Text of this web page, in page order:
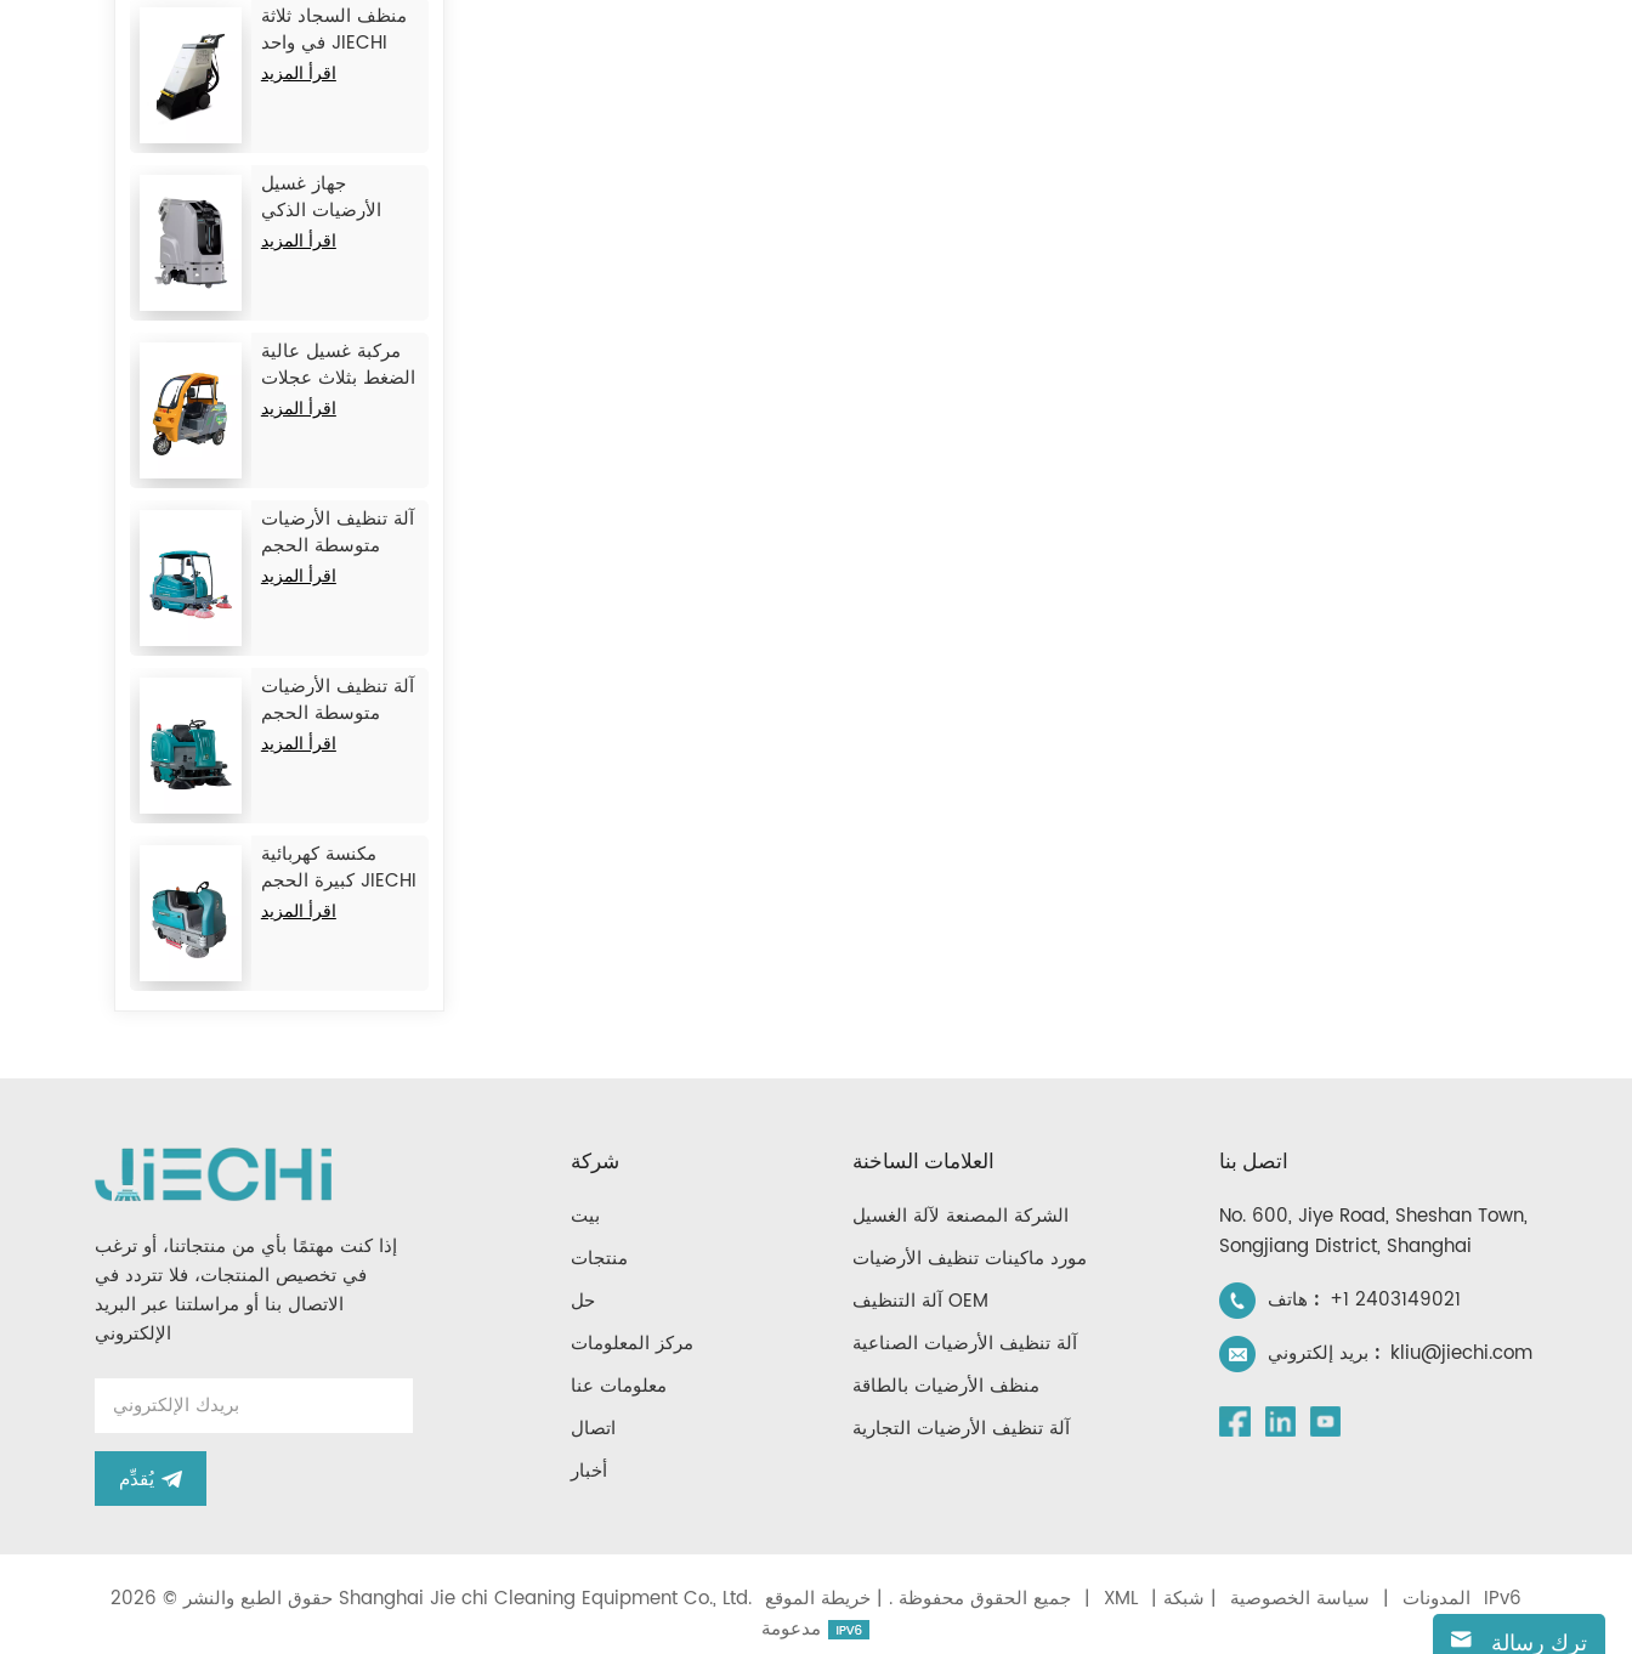
منظف ​​السجاد ثلاثة
في واحد JIECHI
C15
اقرأ المزيد
جهاز غسيل
الأرضيات الذكي
الكبير بدون سائق
اقرأ المزيد
مركبة غسيل عالية
الضغط بثلاث عجلات
من طراز JIECHI Q1اقرأ المزيد
آلة تنظيف الأرضيات
متوسطة الحجم
JIECHI BA2100
اقرأ المزيد
آلة تنظيف الأرضيات
متوسطة الحجم
JIECHI BA1400
اقرأ المزيد
مكنسة كهربائية
كبيرة الحجم JIECHI
M17
اقرأ المزيد
إذا كنت مهتمًا بأي من منتجاتنا، أو ترغب
في تخصيص المنتجات، فلا تتردد في
الاتصال بنا أو مراسلتنا عبر البريد
الإلكتروني
يُقدِّم
شركة
بيت
منتجات
حل
مركز المعلومات
معلومات عنا
اتصال
أخبار
العلامات الساخنة
الشركة المصنعة لآلة الغسيل
مورد ماكينات تنظيف الأرضيات
آلة التنظيف OEM
آلة تنظيف الأرضيات الصناعية
منظف ​​الأرضيات بالطاقة
آلة تنظيف الأرضيات التجارية
اتصل بنا
No. 600, Jiye Road, Sheshan Town,
Songjiang District, Shanghai
هاتف : +1 2403149021
بريد إلكتروني : kliu@jiechi.com
حقوق الطبع والنشر © 2026 Shanghai Jie chi Cleaning Equipment Co., Ltd. جميع الحقوق محفوظة . | | XML | المدونات | سياسة الخصوصية | شبكة IPv6
ترك رسالة